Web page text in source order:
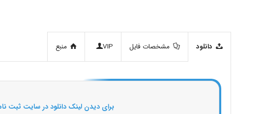
دانلود مشخصات فایل VIP منبع
برای دیدن لینک دانلود در سایت ثبت